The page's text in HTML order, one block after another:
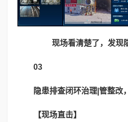
现场看清楚了，发现
03
隐患排查闭环治理|管整改
【现场直击】